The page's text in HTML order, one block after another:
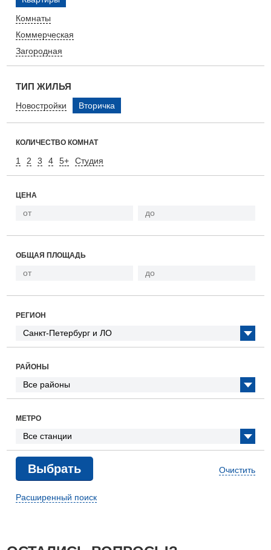
Комнаты
Коммерческая
Загородная
ТИП ЖИЛЬЯ
Новостройки Вторичка
КОЛИЧЕСТВО КОМНАТ
1 2 3 4 5+ Студия
ЦЕНА
ОБЩАЯ ПЛОЩАДЬ
РЕГИОН
РАЙОНЫ
МЕТРО
Очистить
Расширенный поиск